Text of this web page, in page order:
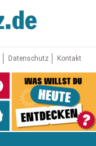
Datenschutz Kontakt